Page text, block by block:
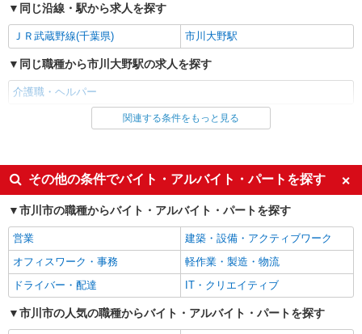
同じ沿線・駅から求人を探す
ＪＲ武蔵野線(千葉県) 市川大野駅
同じ職種から市川大野駅の求人を探す
介護職・ヘルパー
同じ雇用形態から市川大野駅の求人を探す
同じ特徴から市川大野駅の求人を探す
入社日応相談
未経験歓迎
経験者・有資格者歓迎
新卒・第二新卒歓迎
女性活躍中
主婦・主夫歓迎
フリーター歓迎
学歴不問
ブランクOK
ミドル（40代～）活躍中
エルダー（50代～）活躍中
シニア（60代～）活躍中
関連する条件をもっと見る
その他の条件でバイト・アルバイト・パートを探す
市川市の職種からバイト・アルバイト・パートを探す
営業
建築・設備・アクティブワーク
オフィスワーク・事務
軽作業・製造・物流
ドライバー・配達
IT・クリエイティブ
市川市の人気の職種からバイト・アルバイト・パートを探す